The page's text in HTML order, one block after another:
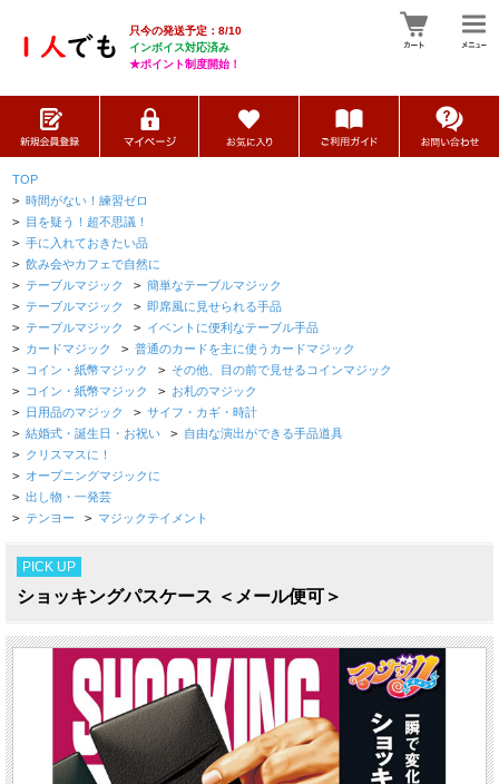
只今の発送予定：8/10
インボイス対応済み
★ポイント制度開始！
TOP
> 時間がない！練習ゼロ
> 目を疑う！超不思議！
> 手に入れておきたい品
> 飲み会やカフェで自然に
> テーブルマジック > 簡単なテーブルマジック
> テーブルマジック > 即席風に見せられる手品
> テーブルマジック > イベントに便利なテーブル手品
> カードマジック > 普通のカードを主に使うカードマジック
> コイン・紙幣マジック > その他、目の前で見せるコインマジック
> コイン・紙幣マジック > お札のマジック
> 日用品のマジック > サイフ・カギ・時計
> 結婚式・誕生日・お祝い > 自由な演出ができる手品道具
> クリスマスに！
> オープニングマジックに
> 出し物・一発芸
> テンヨー > マジックテイメント
PICK UP
ショッキングパスケース ＜メール便可＞